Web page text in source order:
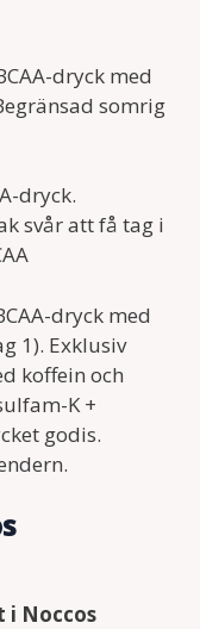
dryck med
somrig
dryck.
svår att få tag i
dryck med
1). Exklusiv
koffein och
K +
godis.
i Noccos